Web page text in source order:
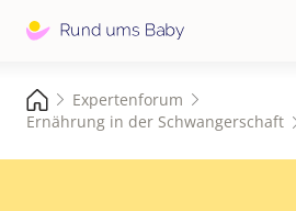
Expertenforum
Ernährung in der Schwangerschaft